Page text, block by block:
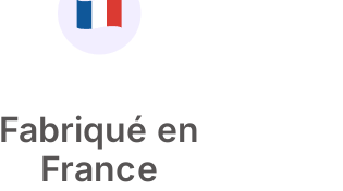
Fabriqué en
France